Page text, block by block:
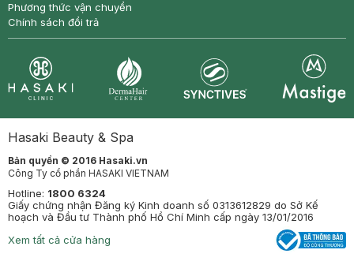
Phương thức vận chuyển
Chính sách đổi trả
Hasaki Beauty & Spa
Bản quyền © 2016 Hasaki.vn
Công Ty cổ phần HASAKI VIETNAM
Hotline: 1800 6324
Giấy chứng nhận Đăng ký Kinh doanh số 0313612829 do Sở Kế
hoạch và Đầu tư Thành phố Hồ Chí Minh cấp ngày 13/01/2016
Xem tất cả cửa hàng